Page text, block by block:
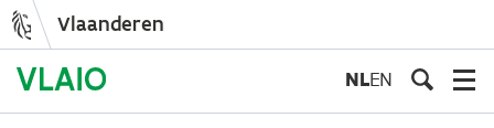
Vlaanderen
NLEN